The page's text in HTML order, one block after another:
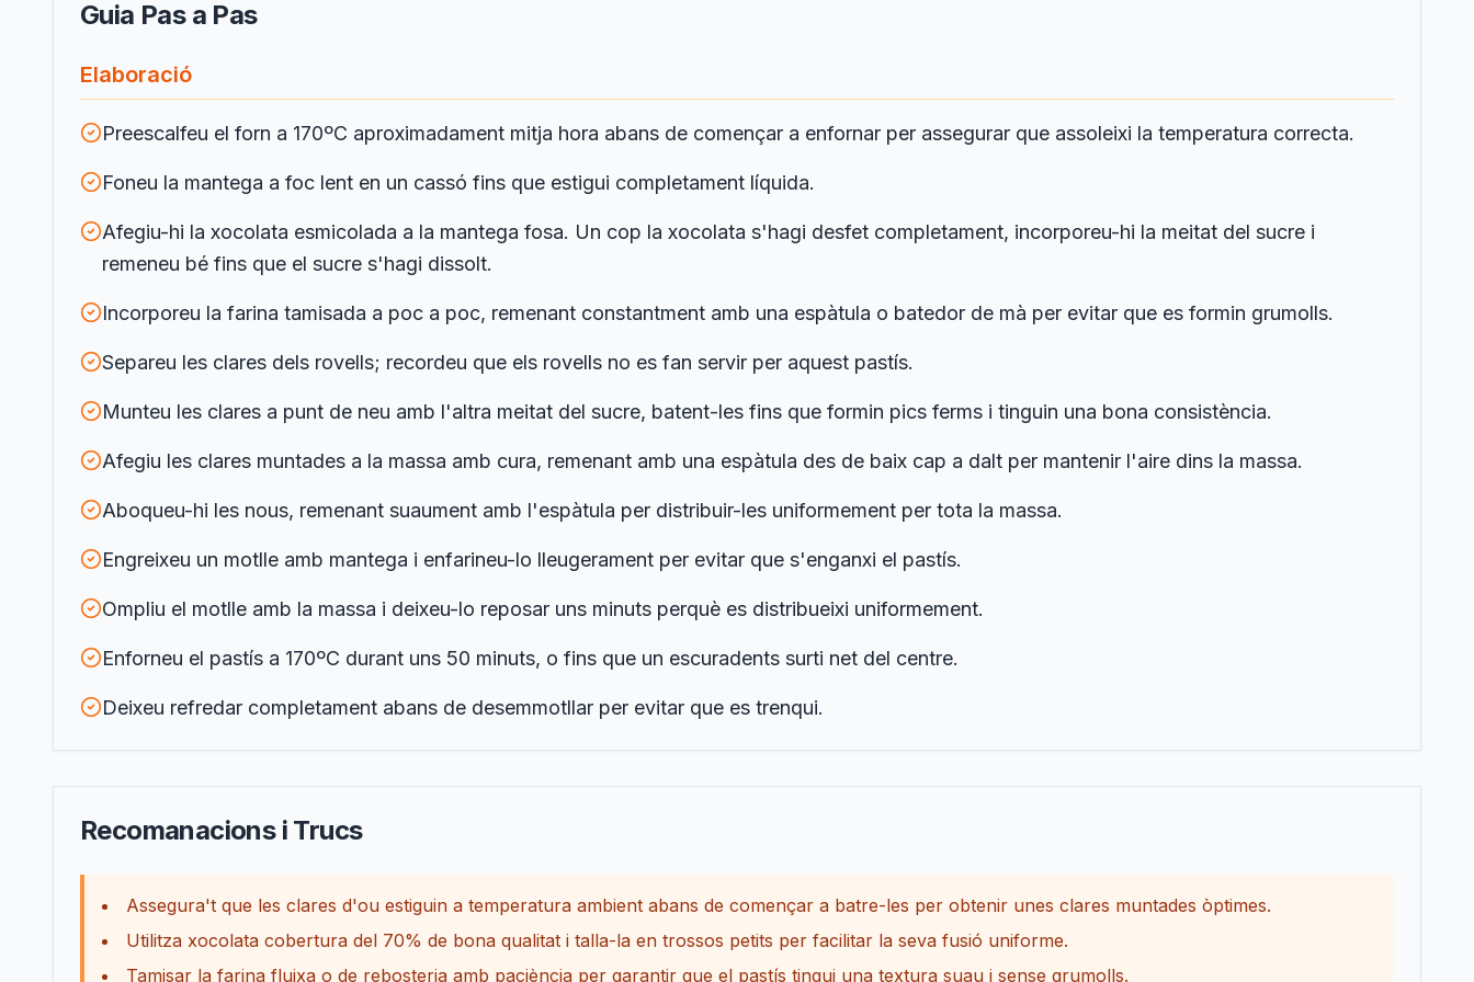
Guia Pas a Pas
Elaboració
Preescalfeu el forn a 170ºC aproximadament mitja hora abans de començar a enfornar per assegurar que assoleixi la temperatura correcta.
Foneu la mantega a foc lent en un cassó fins que estigui completament líquida.
Afegiu-hi la xocolata esmicolada a la mantega fosa. Un cop la xocolata s'hagi desfet completament, incorporeu-hi la meitat del sucre i
remeneu bé fins que el sucre s'hagi dissolt.
Incorporeu la farina tamisada a poc a poc, remenant constantment amb una espàtula o batedor de mà per evitar que es formin grumolls.
Separeu les clares dels rovells; recordeu que els rovells no es fan servir per aquest pastís.
Munteu les clares a punt de neu amb l'altra meitat del sucre, batent-les fins que formin pics ferms i tinguin una bona consistència.
Afegiu les clares muntades a la massa amb cura, remenant amb una espàtula des de baix cap a dalt per mantenir l'aire dins la massa.
Aboqueu-hi les nous, remenant suaument amb l'espàtula per distribuir-les uniformement per tota la massa.
Engreixeu un motlle amb mantega i enfarineu-lo lleugerament per evitar que s'enganxi el pastís.
Ompliu el motlle amb la massa i deixeu-lo reposar uns minuts perquè es distribueixi uniformement.
Enforneu el pastís a 170ºC durant uns 50 minuts, o fins que un escuradents surti net del centre.
Deixeu refredar completament abans de desemmotllar per evitar que es trenqui.
Recomanacions i Trucs
Assegura't que les clares d'ou estiguin a temperatura ambient abans de començar a batre-les per obtenir unes clares muntades òptimes.
Utilitza xocolata cobertura del 70% de bona qualitat i talla-la en trossos petits per facilitar la seva fusió uniforme.
Tamisar la farina fluixa o de rebosteria amb paciència per garantir que el pastís tingui una textura suau i sense grumolls.